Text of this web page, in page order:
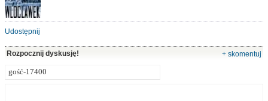
Udostępnij
Rozpocznij dyskusję! + skomentuj